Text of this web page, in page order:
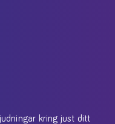
kring just ditt